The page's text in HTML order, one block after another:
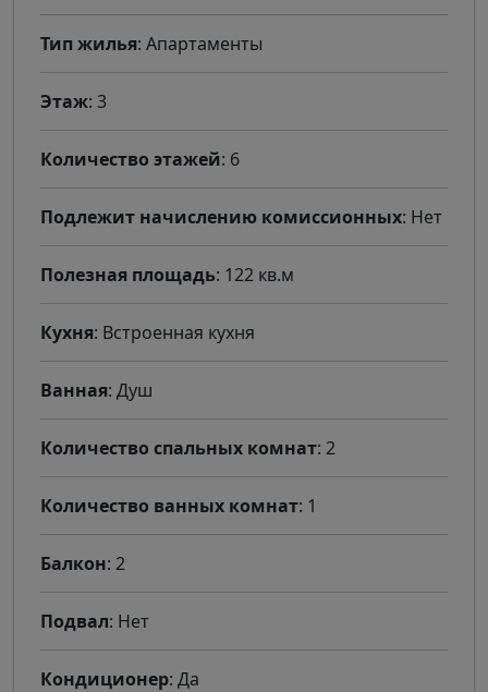
Тип жилья: Апартаменты
Этаж: 3
Количество этажей: 6
Подлежит начислению комиссионных: Нет
Полезная площадь: 122 кв.м
Кухня: Встроенная кухня
Ванная: Душ
Количество спальных комнат: 2
Количество ванных комнат: 1
Балкон: 2
Подвал: Нет
Кондиционер: Да